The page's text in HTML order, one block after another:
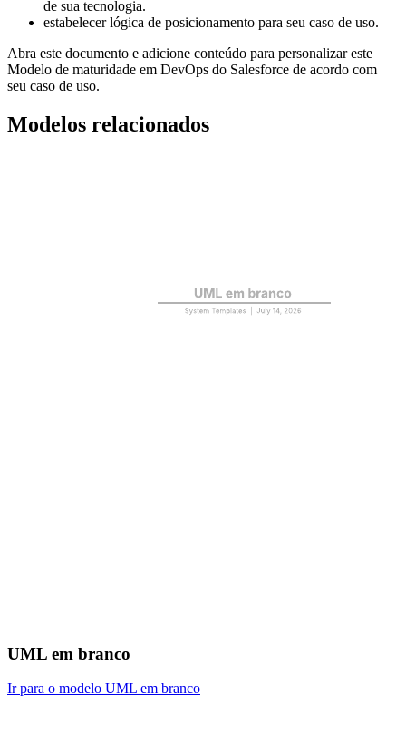
de sua tecnologia.
estabelecer lógica de posicionamento para seu caso de uso.
Abra este documento e adicione conteúdo para personalizar este
Modelo de maturidade em DevOps do Salesforce de acordo com
seu caso de uso.
Modelos relacionados
UML em branco
Ir para o modelo UML em branco